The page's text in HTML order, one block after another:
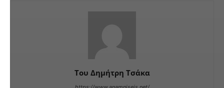
Του Δημήτρη Τσάκα